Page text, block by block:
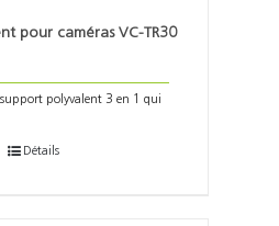
pour caméras VC-TR30
polyvalent 3 en 1 qui
Détails